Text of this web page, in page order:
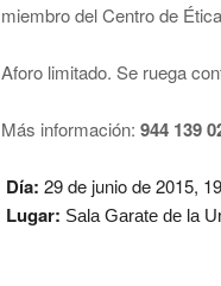
miembro del Centro de
Aforo limitado. Se ruega
Más información: 944 139
Día: 29 de junio de 2015,
Lugar: Sala Garate de la